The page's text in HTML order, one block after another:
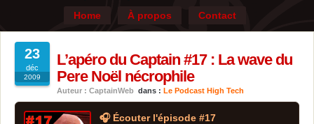
Home
À propos Contact
23
déc
2009
L’apéro du Captain #17 : La wave du
Pere Noël nécrophile
Auteur : CaptainWeb dans : Le Podcast High Tech
🎧 Écouter l'épisode #17